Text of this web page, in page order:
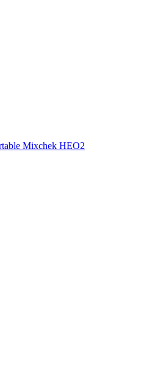
Mixchek HEO2